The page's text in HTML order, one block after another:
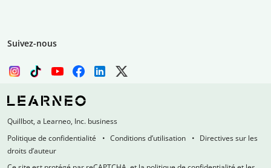
Suivez-nous
Quillbot, a Learneo, Inc. business
Politique de confidentialité
Conditions d’utilisation
Directives sur les
droits d’auteur